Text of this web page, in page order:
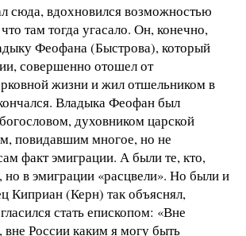
сюда, вдохновился возможностью
там тогда угасало. Он, конечно,
Феофана (Быстрова), который
совершенно отошел от
жизни и жил отшельником в
Владыка Феофан был
духовником царской
повидавшим многое, но не
факт эмиграции. А были те, кто,
но в эмиграции «расцвели». Но были и
Киприан (Керн) так объяснял,
стать епископом: «Вне
вне России каким я могу быть